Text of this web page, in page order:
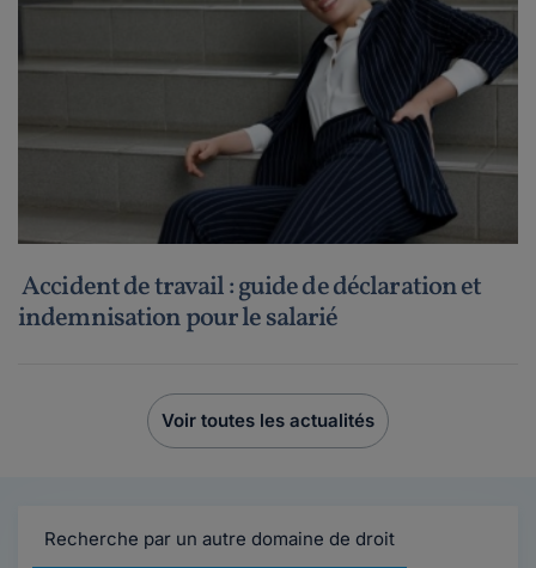
Accident de travail : guide de déclaration et
indemnisation pour le salarié
Voir toutes les actualités
Recherche par un autre domaine de droit